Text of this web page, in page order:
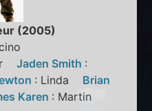
(2005)
Jaden Smith :
: Linda Brian
Karen : Martin